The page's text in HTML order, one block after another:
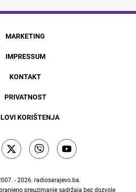
MARKETING
IMPRESSUM
KONTAKT
PRIVATNOST
KORIŠTENJA
- 2026. radiosarajevo.ba.
preuzimanje sadržaja bez dozvole